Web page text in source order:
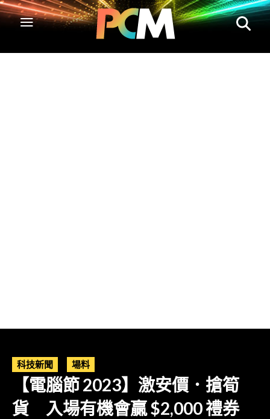
科技新聞 場料
【電腦節 2023】激安價．搶筍
貨 入場有機會贏 $2,000 禮券